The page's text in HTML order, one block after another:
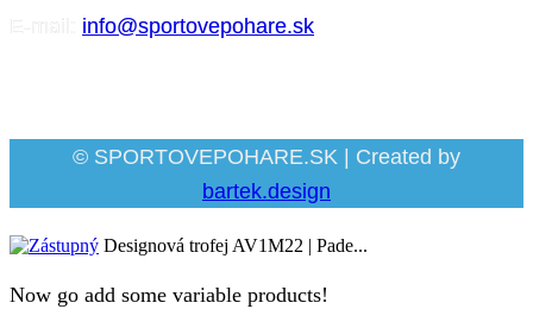
info@sportovepohare.sk
© SPORTOVEPOHARE.SK | Created by
bartek.design
Designová trofej AV1M22 | Pade...
Now go add some variable products!